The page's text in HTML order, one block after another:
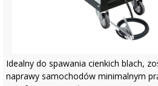
Idealny do spawania cienkich blach,
naprawy samochodów minimalnym